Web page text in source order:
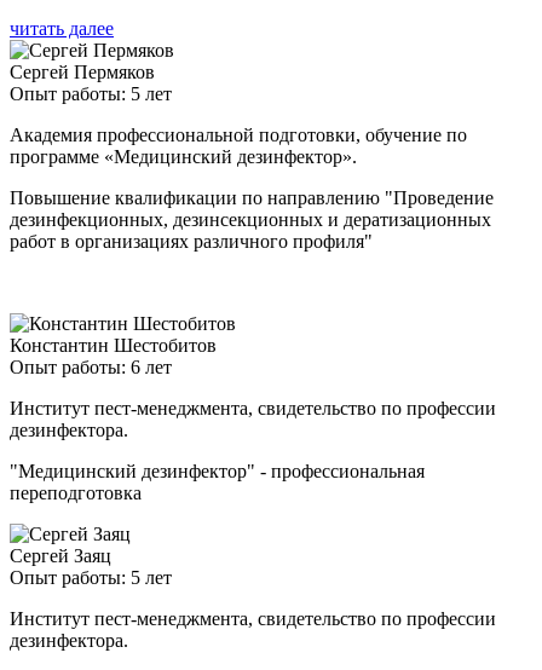
читать далее
Сергей Пермяков
Опыт работы: 5 лет
Академия профессиональной подготовки, обучение по
программе «Медицинский дезинфектор».
Повышение квалификации по направлению "Проведение
дезинфекционных, дезинсекционных и дератизационных
работ в организациях различного профиля"
Константин Шестобитов
Опыт работы: 6 лет
Институт пест-менеджмента, свидетельство по профессии
дезинфектора.
"Медицинский дезинфектор" - профессиональная
переподготовка
Сергей Заяц
Опыт работы: 5 лет
Институт пест-менеджмента, свидетельство по профессии
дезинфектора.